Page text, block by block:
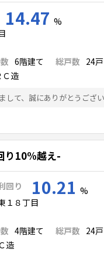
14.47 %
6階建て 総戸数 24戸
Ｃ造
10%越え-
回り 10.21 %
１８丁目
4階建て 総戸数 24戸
造